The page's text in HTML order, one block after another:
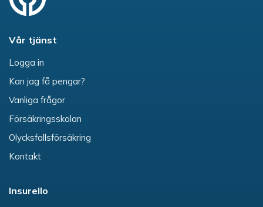
Vår tjänst
Logga in
Kan jag få pengar?
Vanliga frågor
Försäkringsskolan
Olycksfallsförsäkring
Kontakt
Insurello